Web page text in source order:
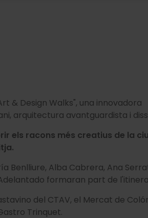
& Design Walks", una innovadora
arquitectura avantguardista i
els racons més creatius de la
Benlliure, Alba Cabrera, Ana
formaran part de
del CTAV, el Mercat de
Trinquet.